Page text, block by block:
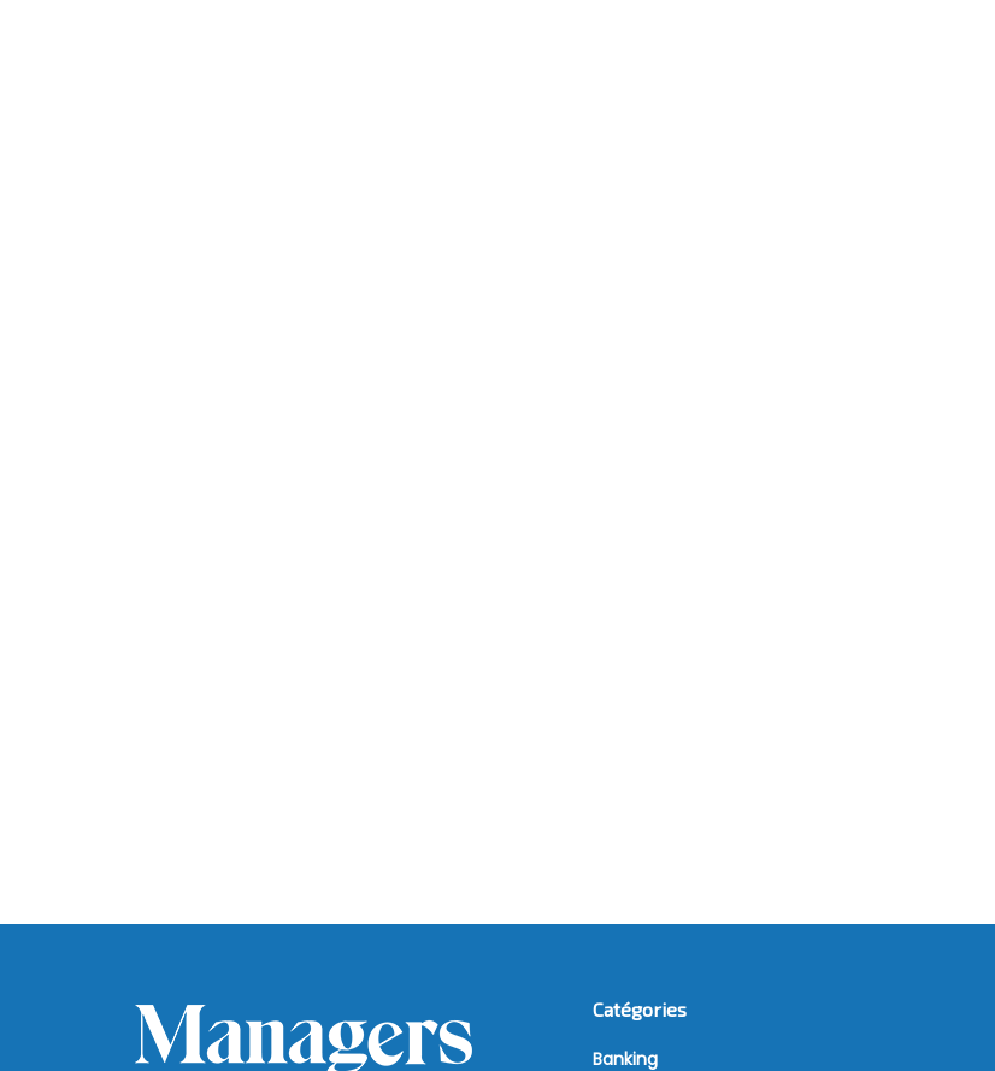
Catégories
Banking